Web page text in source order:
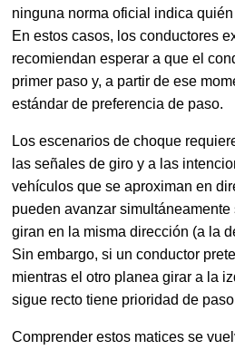
ninguna norma oficial indica
En estos casos, los conductores
recomiendan esperar a que el
primer paso y, a partir de ese
estándar de preferencia de paso.
Los escenarios de choque
las señales de giro y a las
vehículos que se aproximan en
pueden avanzar
giran en la misma dirección (a la
Sin embargo, si un conductor
mientras el otro planea girar a la
sigue recto tiene prioridad de
Comprender estos matices se